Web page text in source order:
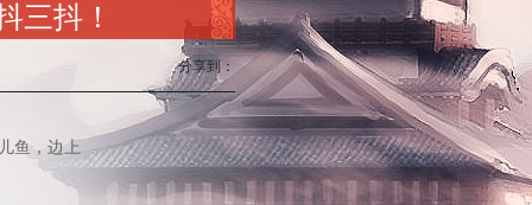
三抖！
分享到：
鱼，边上